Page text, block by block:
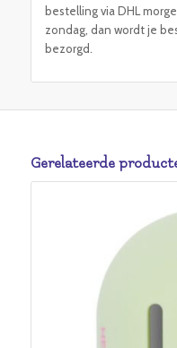
bestelling via DHL
zondag, dan wordt je
bezorgd.
Gerelateerde